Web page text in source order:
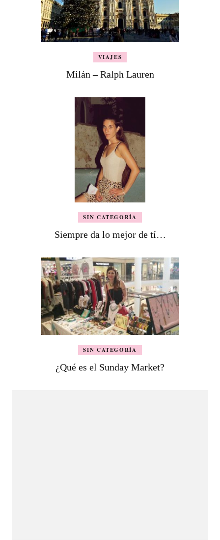
VIAJES
Milán – Ralph Lauren
SIN CATEGORÍA
Siempre da lo mejor de tí…
SIN CATEGORÍA
¿Qué es el Sunday Market?